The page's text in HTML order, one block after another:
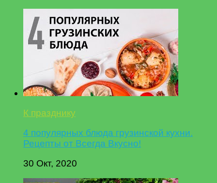
К празднику
4 популярных блюда грузинской кухни.
Рецепты от Всегда Вкусно!
30 Окт, 2020